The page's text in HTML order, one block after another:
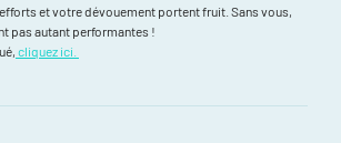
et votre dévouement portent fruit. Sans vous,
pas autant performantes !
cliquez ici.